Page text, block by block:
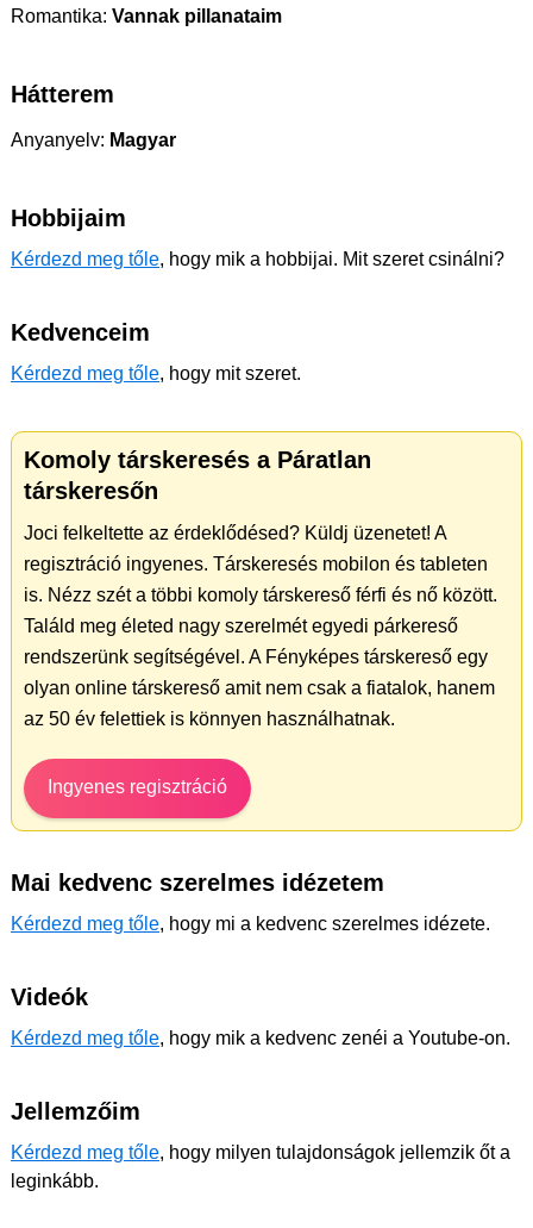
Romantika: Vannak pillanataim
Hátterem
Anyanyelv: Magyar
Hobbijaim
Kérdezd meg tőle, hogy mik a hobbijai. Mit szeret csinálni?
Kedvenceim
Kérdezd meg tőle, hogy mit szeret.
Komoly társkeresés a Páratlan
társkeresőn
Joci felkeltette az érdeklődésed? Küldj üzenetet! A
regisztráció ingyenes. Társkeresés mobilon és tableten
is. Nézz szét a többi komoly társkereső férfi és nő között.
Találd meg életed nagy szerelmét egyedi párkereső
rendszerünk segítségével. A Fényképes társkereső egy
olyan online társkereső amit nem csak a fiatalok, hanem
az 50 év felettiek is könnyen használhatnak.
Ingyenes regisztráció
Mai kedvenc szerelmes idézetem
Kérdezd meg tőle, hogy mi a kedvenc szerelmes idézete.
Videók
Kérdezd meg tőle, hogy mik a kedvenc zenéi a Youtube-on.
Jellemzőim
Kérdezd meg tőle, hogy milyen tulajdonságok jellemzik őt a
leginkább.